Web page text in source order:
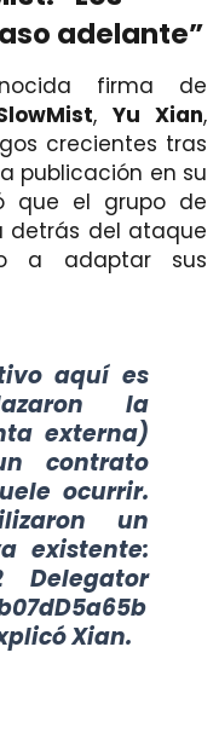
adelante”
firma de
, Yu Xian,
crecientes tras
publicación en su
que el grupo de
detrás del ataque
a adaptar sus
aquí es
la
externa)
contrato
ocurrir.
un
existente:
Delegator
Xian.